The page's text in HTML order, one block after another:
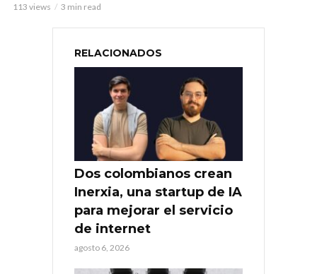
113 views 3 min read
RELACIONADOS
Dos colombianos crean
Inerxia, una startup de IA
para mejorar el servicio
de internet
agosto 6, 2026